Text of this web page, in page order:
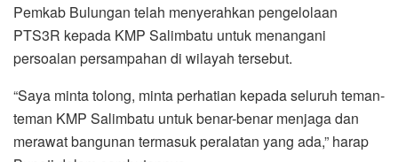
Pemkab Bulungan telah menyerahkan pengelolaan
PTS3R kepada KMP Salimbatu untuk menangani
persoalan persampahan di wilayah tersebut.
“Saya minta tolong, minta perhatian kepada seluruh teman-
teman KMP Salimbatu untuk benar-benar menjaga dan
merawat bangunan termasuk peralatan yang ada,” harap